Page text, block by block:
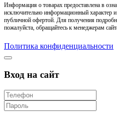
Информация о товарах предоставлена в
исключительно информационный характер
публичной офертой. Для получения
пожалуйста, обращайтесь к менеджерам
Политика конфиденциальности
Вход на сайт